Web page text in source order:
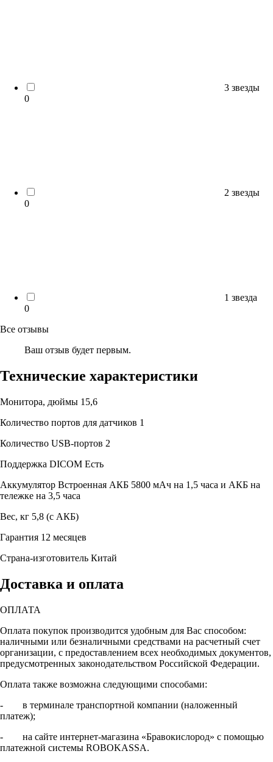
3 звезды
0
2 звезды
0
1 звезда
0
Все отзывы
Ваш отзыв будет первым.
Технические характеристики
Монитора, дюймы 15,6
Количество портов для датчиков 1
Количество USB-портов 2
Поддержка DICOM Есть
Аккумулятор Встроенная АКБ 5800 мАч на 1,5 часа и АКБ на
тележке на 3,5 часа
Вес, кг 5,8 (с АКБ)
Гарантия 12 месяцев
Страна-изготовитель Китай
Доставка и оплата
ОПЛАТА
Оплата покупок производится удобным для Вас способом:
наличными или безналичными средствами на расчетный счет
организации, с предоставлением всех необходимых документов,
предусмотренных законодательством Российской Федерации.
Оплата также возможна следующими способами:
- в терминале транспортной компании (наложенный
платеж);
- на сайте интернет-магазина «Бравокислород» с помощью
платежной системы ROBOKASSA.